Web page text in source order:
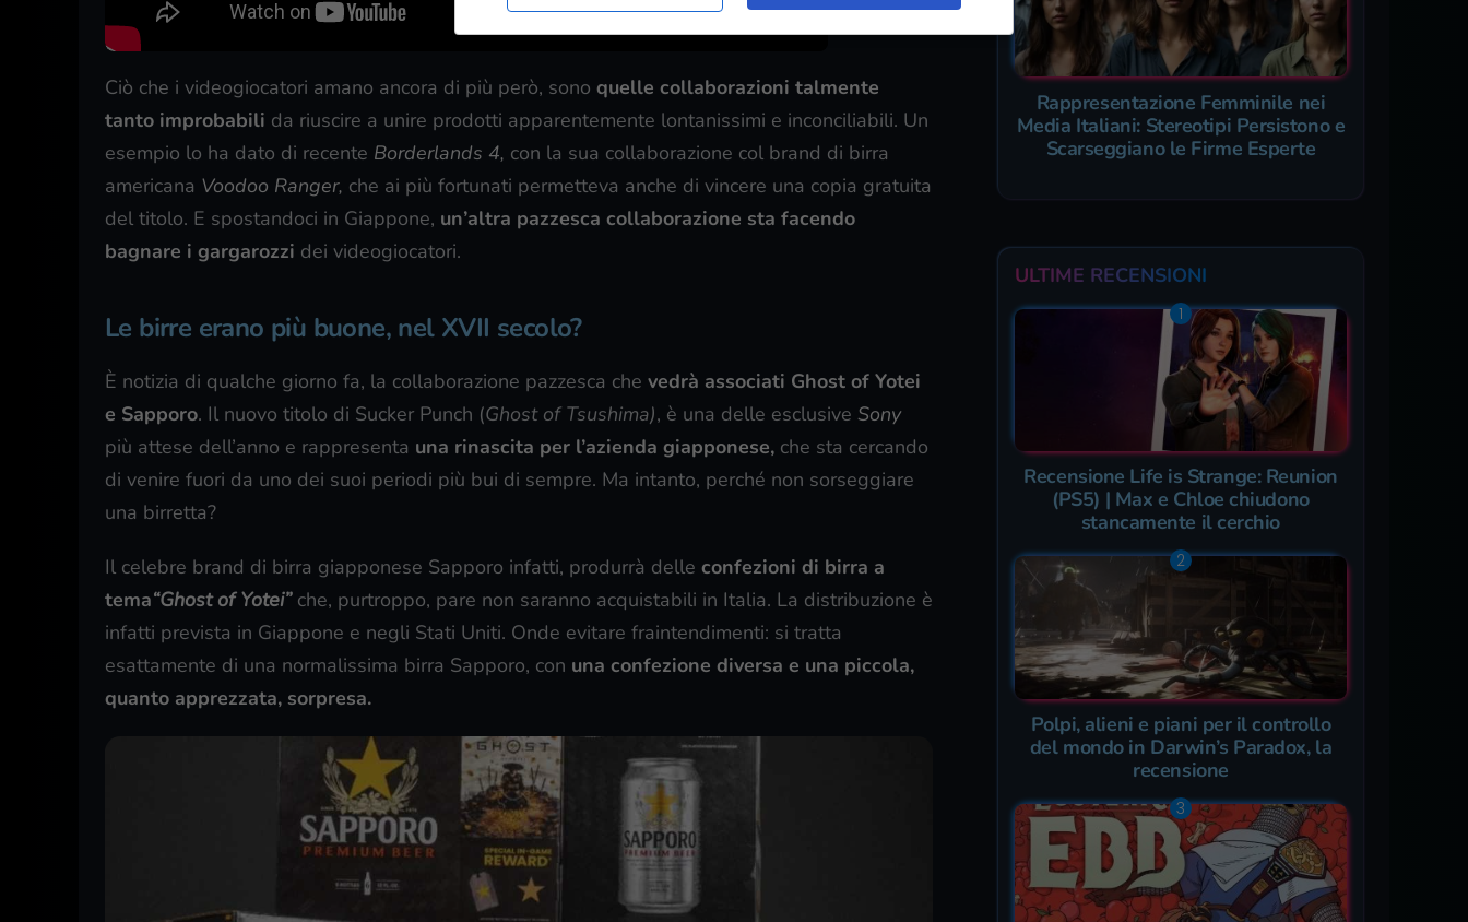
Ciò che i videogiocatori amano ancora di più però, sono quelle collaborazioni talmente
tanto improbabili da riuscire a unire prodotti apparentemente lontanissimi e inconciliabili. Un
esempio lo ha dato di recente Borderlands 4, con la sua collaborazione col brand di birra
americana Voodoo Ranger, che ai più fortunati permetteva anche di vincere una copia gratuita
del titolo. E spostandoci in Giappone, un’altra pazzesca collaborazione sta facendo
bagnare i gargarozzi dei videogiocatori.
Le birre erano più buone, nel XVII secolo?
È notizia di qualche giorno fa, la collaborazione pazzesca che vedrà associati Ghost of Yotei
e Sapporo. Il nuovo titolo di Sucker Punch (Ghost of Tsushima), è una delle esclusive Sony
più attese dell’anno e rappresenta una rinascita per l’azienda giapponese, che sta cercando
di venire fuori da uno dei suoi periodi più bui di sempre. Ma intanto, perché non sorseggiare
una birretta?
Il celebre brand di birra giapponese Sapporo infatti, produrrà delle confezioni di birra a
tema“Ghost of Yotei” che, purtroppo, pare non saranno acquistabili in Italia. La distribuzione è
infatti prevista in Giappone e negli Stati Uniti. Onde evitare fraintendimenti: si tratta
esattamente di una normalissima birra Sapporo, con una confezione diversa e una piccola,
quanto apprezzata, sorpresa.
Rappresentazione Femminile nei
Media Italiani: Stereotipi Persistono e
Scarseggiano le Firme Esperte
ULTIME RECENSIONI
Recensione Life is Strange: Reunion
(PS5) | Max e Chloe chiudono
stancamente il cerchio
Polpi, alieni e piani per il controllo
del mondo in Darwin’s Paradox, la
recensione